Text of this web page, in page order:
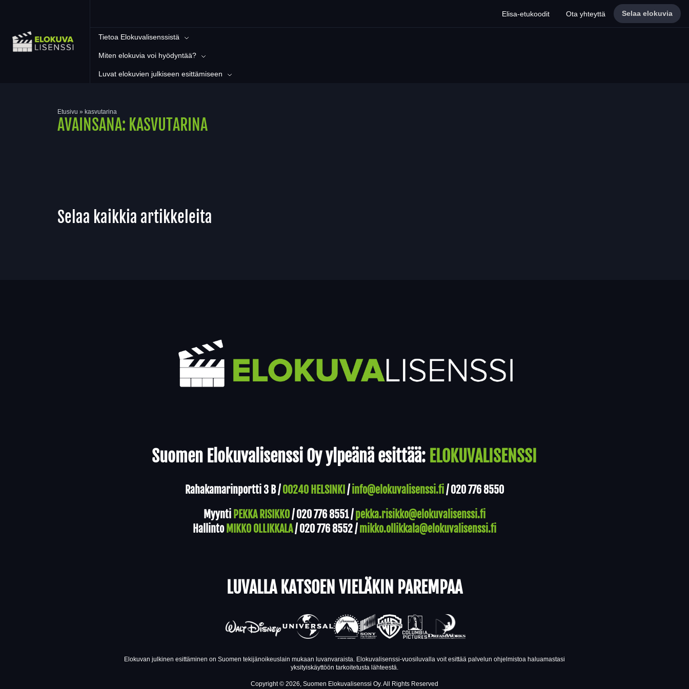
Elisa-etukoodit Ota yhteyttä Selaa elokuvia
Tietoa Elokuvalisenssistä
Miten elokuvia voi hyödyntää?
Luvat elokuvien julkiseen esittämiseen
Etusivu » kasvutarina
AVAINSANA: KASVUTARINA
Selaa kaikkia artikkeleita
Suomen Elokuvalisenssi Oy ylpeänä esittää: ELOKUVALISENSSI
Rahakamarinportti 3 B /00240 HELSINKI /info@elokuvalisenssi.fi/020 776 8550
Myynti PEKKA RISIKKO/020 776 8551/pekka.risikko@elokuvalisenssi.fi
Hallinto MIKKO OLLIKKALA/020 776 8552/mikko.ollikkala@elokuvalisenssi.fi
LUVALLA KATSOEN VIELÄKIN PAREMPAA
Elokuvan julkinen esittäminen on Suomen tekijänoikeuslain mukaan luvanvaraista. Elokuvalisenssi-vuosiluvalla voit esittää palvelun ohjelmistoa haluamastasi
yksityiskäyttöön tarkoitetusta lähteestä.
Copyright © 2026, Suomen Elokuvalisenssi Oy. All Rights Reserved